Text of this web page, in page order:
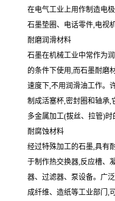
在电气工业上用作制造电
石墨垫圈、电话零件,电视
耐磨润滑材料
石墨在机械工业中常作为
的条件下使用,而石墨耐磨
速度下,不用润滑油工作。
制成活塞杯,密封圈和轴承,
多金属加工(拔丝、拉管)时
耐腐蚀材料
经过特殊加工的石墨,具有
于制作热交换器,反应槽、
器、过滤器、泵设备。广
成纤维、造纸等工业部门,